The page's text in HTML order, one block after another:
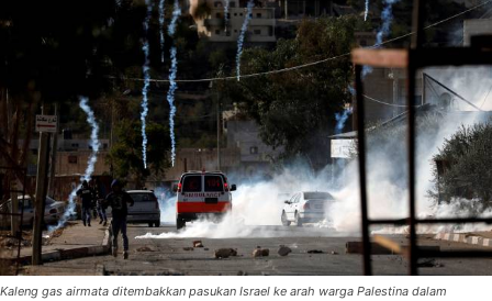
Kaleng gas airmata ditembakkan pasukan Israel ke arah warga Palestina dalam